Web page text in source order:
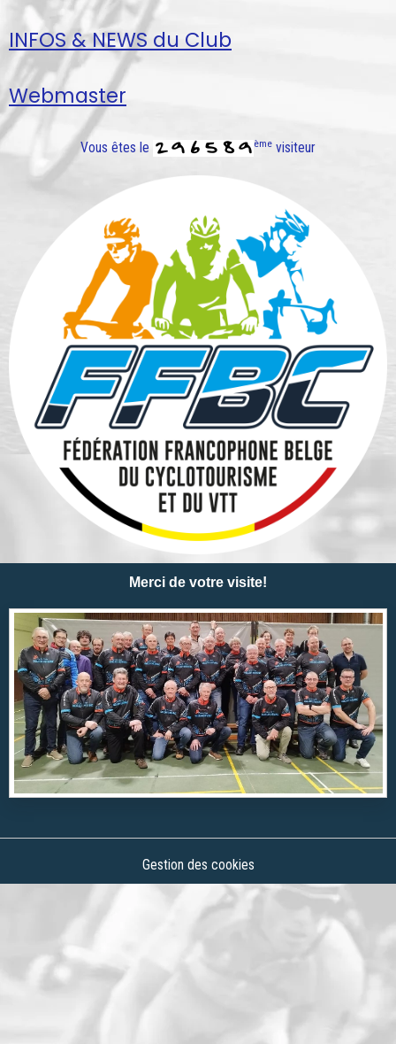
INFOS & NEWS du Club
Webmaster
Vous êtes le ème visiteur
Merci de votre visite!
Gestion des cookies